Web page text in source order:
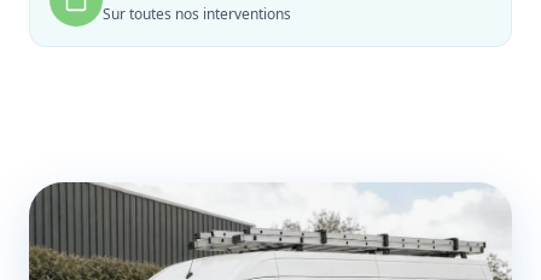
Sur toutes nos interventions